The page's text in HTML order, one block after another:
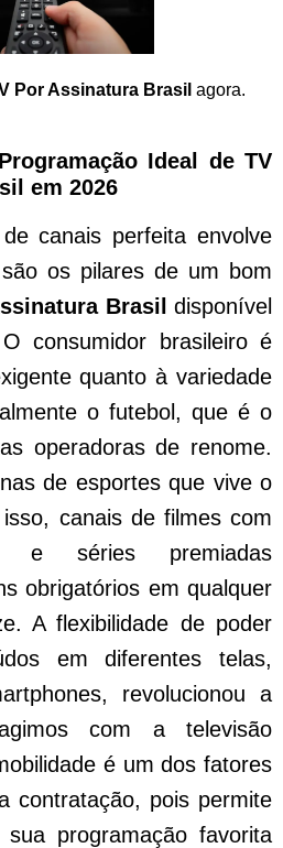
Por Assinatura Brasil agora.
Ideal de TV
em 2026
canais perfeita envolve
os pilares de um bom
Brasil disponível
consumidor brasileiro é
quanto à variedade
o futebol, que é o
operadoras de renome.
de esportes que vive o
canais de filmes com
e séries premiadas
obrigatórios em qualquer
A flexibilidade de poder
em diferentes telas,
revolucionou a
com a televisão
é um dos fatores
contratação, pois permite
programação favorita